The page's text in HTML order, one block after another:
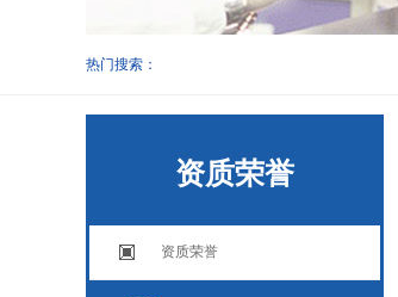
热门搜索：
资质荣誉
资质荣誉